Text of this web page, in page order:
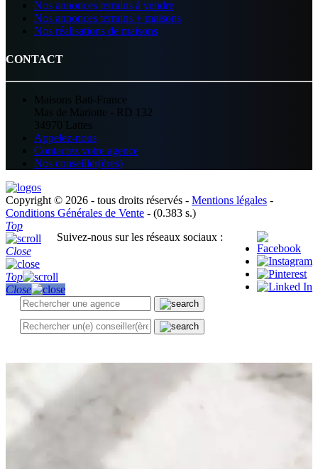
Nos annonces terrains à vendre
Nos annonces terrains + maisons
Nos réalisations de maisons
CONTACT
Maisons Bati-France
Mas de Mariotte - RD 132
34970 Lattes
Appelez-nous
Contactez votre agence
Nos conseiller(ères)
Copyright © 2026 - tous droits réservés - Mentions légales -
Conditions Générales de Vente - (0.383 s.)
Suivez-nous sur les réseaux sociaux :
Top
Close
Top
Close